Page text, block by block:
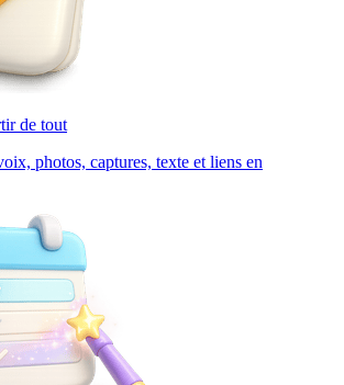
de tout
photos, captures, texte et liens en